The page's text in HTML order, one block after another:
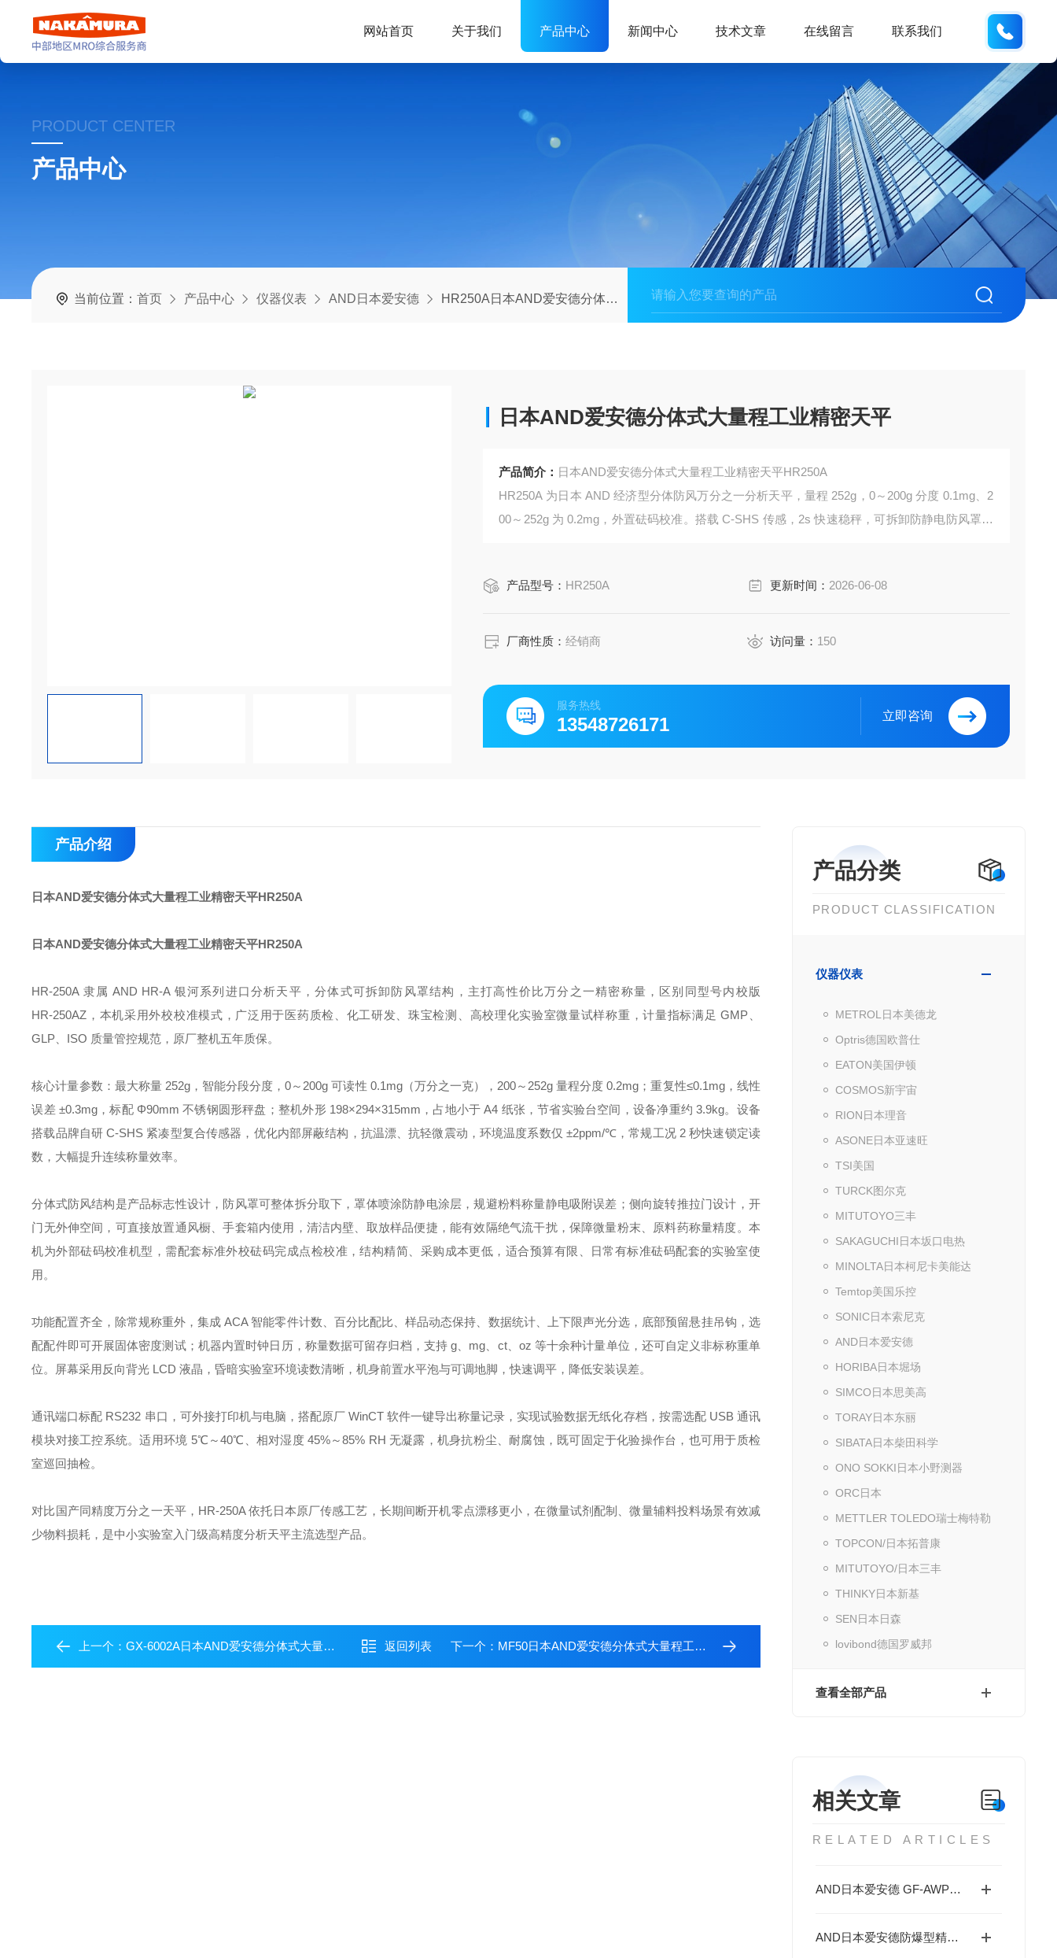
网站首页 关于我们 产品中心 新闻中心 技术文章 在线留言 联系我们
PRODUCT CENTER
产品中心
当前位置：首页 产品中心 仪器仪表 AND日本爱安德 HR250A日本AND爱安德分体式大量程工业精密天平
日本AND爱安德分体式大量程工业精密天平
产品简介： 日本AND爱安德分体式大量程工业精密天平HR250A
HR250A 为日本 AND 经济型分体防风万分之一分析天平，量程 252g，0～200g 分度 0.1mg、2
00～252g 为 0.2mg，外置砝码校准。搭载 C‑SHS 传感，2s 快速稳秤，可拆卸防静电防风罩，
产品型号： HR250A 更新时间： 2026-06-08
厂商性质：经销商 访问量： 150
服务热线
13548726171 立即咨询
产品分类
PRODUCT CLASSIFICATION
仪器仪表
METROL日本美德龙
Optris德国欧普仕
EATON美国伊顿
COSMOS新宇宙
RION日本理音
ASONE日本亚速旺
TSI美国
TURCK图尔克
MITUTOYO三丰
SAKAGUCHI日本坂口电热
MINOLTA日本柯尼卡美能达
Temtop美国乐控
SONIC日本索尼克
AND日本爱安德
HORIBA日本堀场
SIMCO日本思美高
TORAY日本东丽
SIBATA日本柴田科学
ONO SOKKI日本小野测器
ORC日本
METTLER TOLEDO瑞士梅特勒
TOPCON/日本拓普康
MITUTOYO/日本三丰
THINKY日本新基
SEN日本日森
lovibond德国罗威邦
查看全部产品
相关文章
RELATED ARTICLES
AND日本爱安德 GF-AWP防水精密天平技术解析
AND日本爱安德防爆型精密电子天平EK-300AEP的核心优势
产品介绍
日本AND爱安德分体式大量程工业精密天平HR250A
日本AND爱安德分体式大量程工业精密天平HR250A
HR‑250A 隶属 AND HR‑A 银河系列进口分析天平，分体式可拆卸防风罩结构，主打高性价比万分之一精密称量，区别同型号内校版
HR‑250AZ，本机采用外校校准模式 ，广泛用于医药质检、化工研发、珠宝检测、高校理化实验室微量试样称重，计量指标满足 GMP、
GLP、ISO 质量管控规范，原厂整机五年质保。
核心计量参数：最大称量 252g，智能分段分度，0～200g 可读性 0.1mg（万分之一克），200～252g 量程分度 0.2mg；重复性≤0.1mg，线性
误差 ±0.3mg，标配 Φ90mm 不锈钢圆形秤盘；整机外形 198×294×315mm，占地小于 A4 纸张，节省实验台空间，设备净重约 3.9kg。设备
搭载品牌自研 C‑SHS 紧凑型复合传感器，优化内部屏蔽结构，抗温漂、抗轻微震动，环境温度系数仅 ±2ppm/℃，常规工况 2 秒快速锁定读
数，大幅提升连续称量效率。
分体式防风结构是产品标志性设计，防风罩可整体拆分取下，罩体喷涂防静电涂层，规避粉料称量静电吸附误差；侧向旋转推拉门设计，开
门无外伸空间，可直接放置通风橱、手套箱内使用，清洁内壁、取放样品便捷，能有效隔绝气流干扰，保障微量粉末、原料药称量精度。本
机为外部砝码校准机型，需配套标准外校砝码完成点检校准，结构精简、采购成本更低，适合预算有限、日常有标准砝码配套的实验室使
用。
功能配置齐全，除常规称重外，集成 ACA 智能零件计数、百分比配比、样品动态保持、数据统计、上下限声光分选，底部预留悬挂吊钩，选
配配件即可开展固体密度测试；机器内置时钟日历，称量数据可留存归档，支持 g、mg、ct、oz 等十余种计量单位，还可自定义非标称重单
位。屏幕采用反向背光 LCD 液晶，昏暗实验室环境读数清晰，机身前置水平泡与可调地脚，快速调平，降低安装误差。
通讯端口标配 RS232 串口，可外接打印机与电脑，搭配原厂 WinCT 软件一键导出称量记录，实现试验数据无纸化存档，按需选配 USB 通讯
模块对接工控系统。适用环境 5℃～40℃、相对湿度 45%～85% RH 无凝露，机身抗粉尘、耐腐蚀，既可固定于化验操作台，也可用于质检
室巡回抽检。
对比国产同精度万分之一天平，HR‑250A 依托日本原厂传感工艺，长期间断开机零点漂移更小，在微量试剂配制、微量辅料投料场景有效减
少物料损耗，是中小实验室入门级高精度分析天平主流选型产品。
上一个：GX-6002A日本AND爱安德分体式大量程工业精密天平 返回列表 下一个： MF50日本AND爱安德分体式大量程工业精密天平